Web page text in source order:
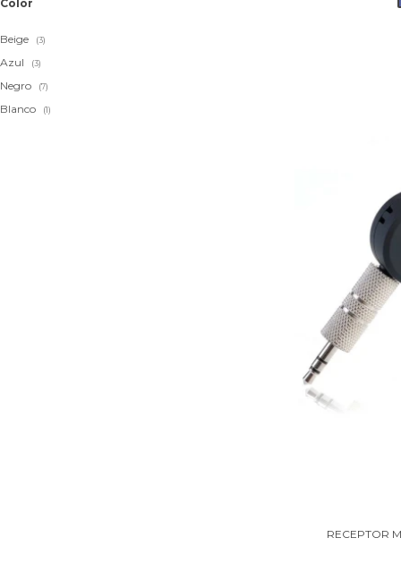
RECEPTOR
Color
Beige (3)
Azul (3)
Negro (7)
Blanco (1)